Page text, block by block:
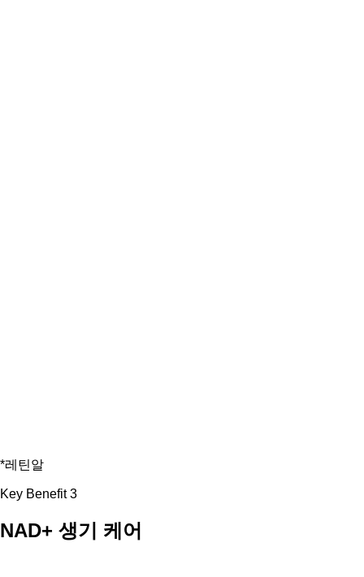
*레틴알
Key Benefit 3
NAD+ 생기 케어